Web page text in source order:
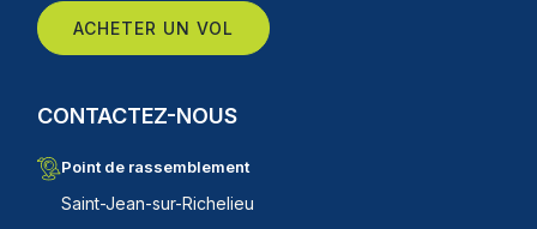
ACHETER UN VOL
CONTACTEZ-NOUS
Point de rassemblement
Saint-Jean-sur-Richelieu